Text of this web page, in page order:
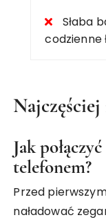
Słaba
codzienne
Jak
telefonem?
Przed
naładować